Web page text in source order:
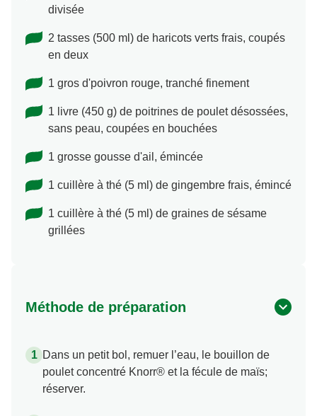
divisée
2 tasses (500 ml) de haricots verts frais, coupés
en deux
1 gros d'poivron rouge, tranché finement
1 livre (450 g) de poitrines de poulet désossées,
sans peau, coupées en bouchées
1 grosse gousse d'ail, émincée
1 cuillère à thé (5 ml) de gingembre frais, émincé
1 cuillère à thé (5 ml) de graines de sésame
grillées
Méthode de préparation
Dans un petit bol, remuer l’eau, le bouillon de
poulet concentré Knorr® et la fécule de maïs;
réserver.